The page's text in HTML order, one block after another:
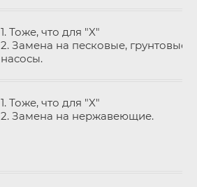
1. Тоже, что для "X"
2. Замена на песковые, грунтовые
насосы.
1. Тоже, что для "X"
2. Замена на нержавеющие.